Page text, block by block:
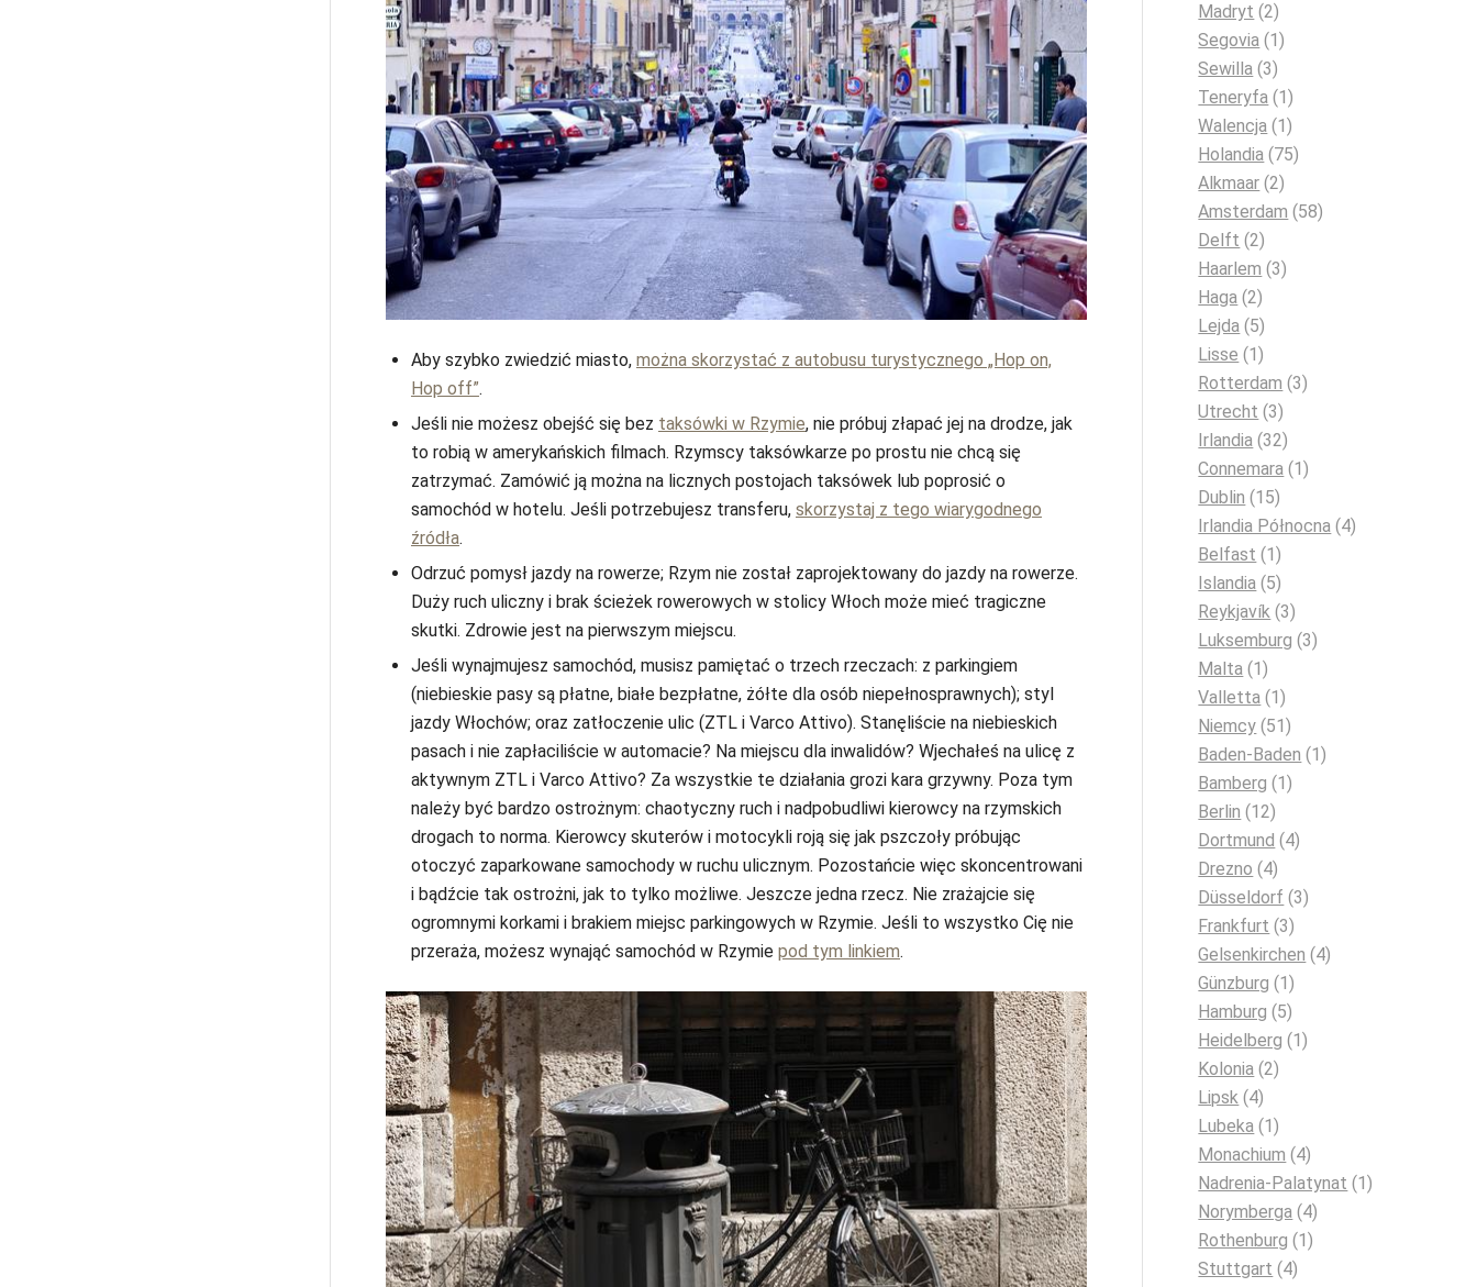
Aby szybko zwiedzić miasto, można skorzystać z autobusu turystycznego „Hop on,
Hop off”.
Jeśli nie możesz obejść się bez taksówki w Rzymie, nie próbuj złapać jej na drodze, jak
to robią w amerykańskich filmach. Rzymscy taksówkarze po prostu nie chcą się
zatrzymać. Zamówić ją można na licznych postojach taksówek lub poprosić o
samochód w hotelu. Jeśli potrzebujesz transferu, skorzystaj z tego wiarygodnego
źródła.
Odrzuć pomysł jazdy na rowerze; Rzym nie został zaprojektowany do jazdy na rowerze.
Duży ruch uliczny i brak ścieżek rowerowych w stolicy Włoch może mieć tragiczne
skutki. Zdrowie jest na pierwszym miejscu.
Jeśli wynajmujesz samochód, musisz pamiętać o trzech rzeczach: z parkingiem
(niebieskie pasy są płatne, białe bezpłatne, żółte dla osób niepełnosprawnych); styl
jazdy Włochów; oraz zatłoczenie ulic (ZTL i Varco Attivo). Stanęliście na niebieskich
pasach i nie zapłaciliście w automacie? Na miejscu dla inwalidów? Wjechałeś na ulicę z
aktywnym ZTL i Varco Attivo? Za wszystkie te działania grozi kara grzywny. Poza tym
należy być bardzo ostrożnym: chaotyczny ruch i nadpobudliwi kierowcy na rzymskich
drogach to norma. Kierowcy skuterów i motocykli roją się jak pszczoły próbując
otoczyć zaparkowane samochody w ruchu ulicznym. Pozostańcie więc skoncentrowani
i bądźcie tak ostrożni, jak to tylko możliwe. Jeszcze jedna rzecz. Nie zrażajcie się
ogromnymi korkami i brakiem miejsc parkingowych w Rzymie. Jeśli to wszystko Cię nie
przeraża, możesz wynająć samochód w Rzymie pod tym linkiem.
Madryt (2)
Segovia (1)
Sewilla (3)
Teneryfa (1)
Walencja (1)
Holandia (75)
Alkmaar (2)
Amsterdam (58)
Delft (2)
Haarlem (3)
Haga (2)
Lejda (5)
Lisse (1)
Rotterdam (3)
Utrecht (3)
Irlandia (32)
Connemara (1)
Dublin (15)
Irlandia Północna (4)
Belfast (1)
Islandia (5)
Reykjavík (3)
Luksemburg (3)
Malta (1)
Valletta (1)
Niemcy (51)
Baden-Baden (1)
Bamberg (1)
Berlin (12)
Dortmund (4)
Drezno (4)
Düsseldorf (3)
Frankfurt (3)
Gelsenkirchen (4)
Günzburg (1)
Hamburg (5)
Heidelberg (1)
Kolonia (2)
Lipsk (4)
Lubeka (1)
Monachium (4)
Nadrenia-Palatynat (1)
Norymberga (4)
Rothenburg (1)
Stuttgart (4)